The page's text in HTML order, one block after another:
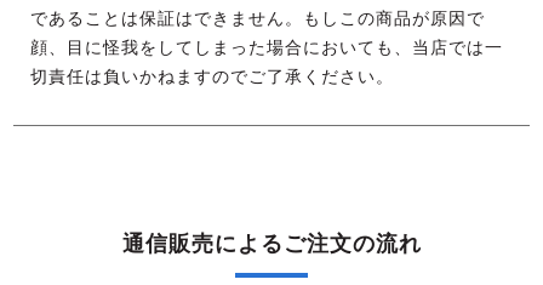
であることは保証はできません。もしこの商品が原因で
顔、目に怪我をしてしまった場合においても、当店では一
切責任は負いかねますのでご了承ください。
通信販売によるご注文の流れ